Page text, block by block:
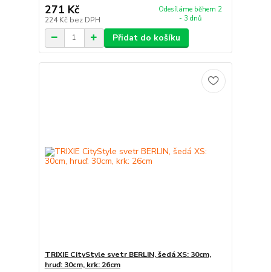
271 Kč
224 Kč bez DPH
Odesíláme během 2
- 3 dnů
Přidat do košíku
TRIXIE CityStyle svetr BERLIN, šedá XS: 30cm,
hruď: 30cm, krk: 26cm